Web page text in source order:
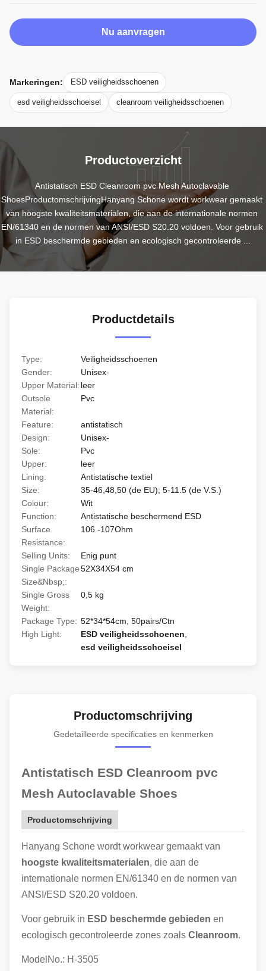
Nu aanvragen
Markeringen: ESD veiligheidsschoenen
esd veiligheidsschoeisel cleanroom veiligheidsschoenen
Productoverzicht
Antistatisch ESD Cleanroom pvc Mesh Autoclavable
ShoesProductomschrijvingHanyang Schone wordt workwear gemaakt
van hoogste kwaliteitsmaterialen, die aan de internationale normen
EN/61340 en de normen van ANSI/ESD S20.20 voldoen. Voor gebruik
in ESD beschermde gebieden en ecologisch gecontroleerde ...
Productdetails
Type:
Veiligheidsschoenen
Gender:
Unisex-
Upper Material: leer
Outsole
Material:
Pvc
Feature:
antistatisch
Design:
Unisex-
Sole:
Pvc
Upper:
leer
Lining:
Antistatische textiel
Size:
35-46,48,50 (de EU); 5-11.5 (de V.S.)
Colour:
Wit
Function:
Antistatische beschermend ESD
Surface
Resistance:
106 -107Ohm
Selling Units:
Enig punt
Single Package
Size&Nbsp;:
52X34X54 cm
Single Gross
Weight:
0,5 kg
Package Type: 52*34*54cm, 50pairs/Ctn
High Light:
ESD veiligheidsschoenen
esd veiligheidsschoeisel
Productomschrijving
Gedetailleerde specificaties en kenmerken
Antistatisch ESD Cleanroom pvc
Mesh Autoclavable Shoes
Productomschrijving
Hanyang Schone wordt workwear gemaakt van
hoogste kwaliteitsmaterialen, die aan de
internationale normen EN/61340 en de normen van
ANSI/ESD S20.20 voldoen.
Voor gebruik in ESD beschermde gebieden en
ecologisch gecontroleerde zones zoals Cleanroom.
ModelNo.: H-3505